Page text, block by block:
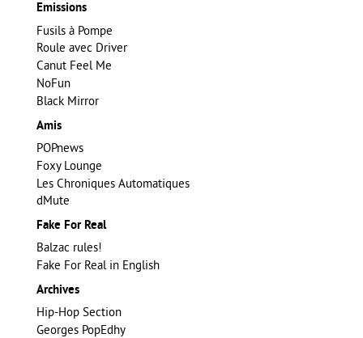
Emissions
Fusils à Pompe
Roule avec Driver
Canut Feel Me
NoFun
Black Mirror
Amis
POPnews
Foxy Lounge
Les Chroniques Automatiques
dMute
Fake For Real
Balzac rules!
Fake For Real in English
Archives
Hip-Hop Section
Georges PopEdhy